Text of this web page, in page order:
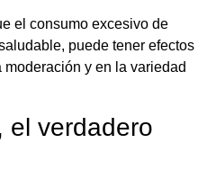
el consumo excesivo de
puede tener efectos
y en la variedad
el verdadero